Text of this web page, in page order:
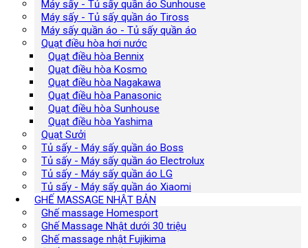
Máy sấy - Tủ sấy quần áo Sunhouse
Máy sấy - Tủ sấy quần áo Tiross
Máy sấy quần áo - Tủ sấy quần áo
Quạt điều hòa hơi nước
Quạt điều hòa Bennix
Quạt điều hòa Kosmo
Quạt điều hòa Nagakawa
Quạt điều hòa Panasonic
Quạt điều hòa Sunhouse
Quạt điều hòa Yashima
Quạt Sưởi
Tủ sấy - Máy sấy quần áo Boss
Tủ sấy - Máy sấy quần áo Electrolux
Tủ sấy - Máy sấy quần áo LG
Tủ sấy - Máy sấy quần áo Xiaomi
GHẾ MASSAGE NHẬT BẢN
Ghế massage Homesport
Ghế Massage Nhật dưới 30 triệu
Ghế massage nhật Fujikima